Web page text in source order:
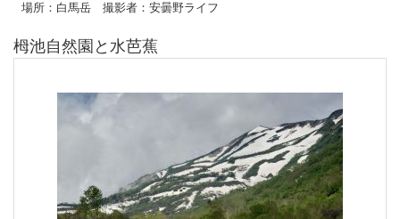
場所：白馬岳 撮影者：安曇野ライフ
栂池自然園と水芭蕉